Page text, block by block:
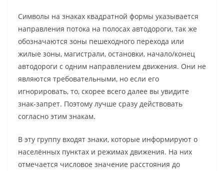
Символы на знаках квадратной формы указывается
направления потока на полосах автодороги, так же
обозначаются зоны пешеходного перехода или
жилые зоны, магистрали, остановки, начало/конец
автодороги с одним направлением движения. Они не
являются требовательными, но если его
игнорировать, то, скорее всего далее вы увидите
знак-запрет. Поэтому лучше сразу действовать
согласно этим знакам.
В эту группу входят знаки, которые информируют о
населённых пунктах и режимах движения. На них
отмечается числовое значение расстояния до